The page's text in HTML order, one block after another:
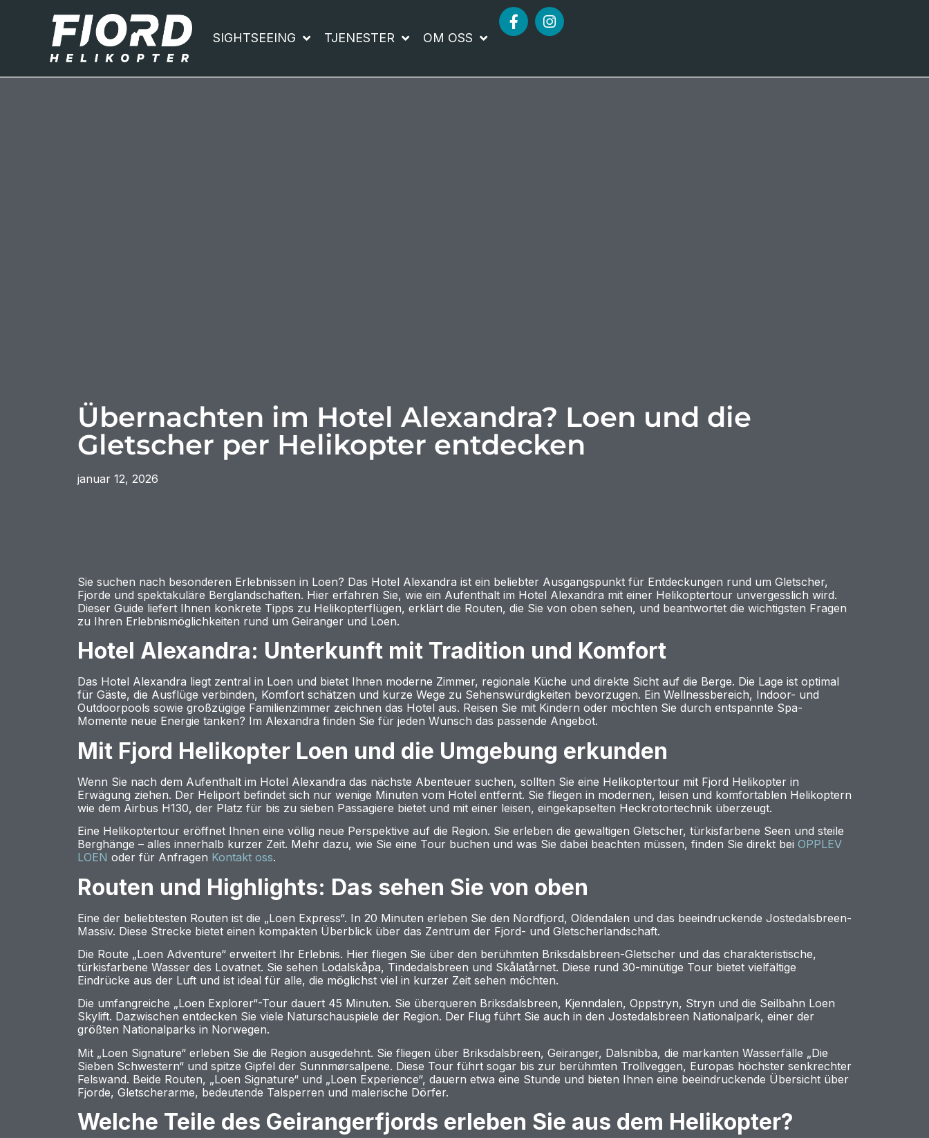
SIGHTSEEING TJENESTER OM OSS
Übernachten im Hotel Alexandra? Loen und die
Gletscher per Helikopter entdecken
januar 12, 2026
Sie suchen nach besonderen Erlebnissen in Loen? Das Hotel Alexandra ist ein beliebter Ausgangspunkt für Entdeckungen rund um Gletscher,
Fjorde und spektakuläre Berglandschaften. Hier erfahren Sie, wie ein Aufenthalt im Hotel Alexandra mit einer Helikoptertour unvergesslich wird.
Dieser Guide liefert Ihnen konkrete Tipps zu Helikopterflügen, erklärt die Routen, die Sie von oben sehen, und beantwortet die wichtigsten Fragen
zu Ihren Erlebnismöglichkeiten rund um Geiranger und Loen.
Hotel Alexandra: Unterkunft mit Tradition und Komfort
Das Hotel Alexandra liegt zentral in Loen und bietet Ihnen moderne Zimmer, regionale Küche und direkte Sicht auf die Berge. Die Lage ist optimal
für Gäste, die Ausflüge verbinden, Komfort schätzen und kurze Wege zu Sehenswürdigkeiten bevorzugen. Ein Wellnessbereich, Indoor- und
Outdoorpools sowie großzügige Familienzimmer zeichnen das Hotel aus. Reisen Sie mit Kindern oder möchten Sie durch entspannte Spa-
Momente neue Energie tanken? Im Alexandra finden Sie für jeden Wunsch das passende Angebot.
Mit Fjord Helikopter Loen und die Umgebung erkunden
Wenn Sie nach dem Aufenthalt im Hotel Alexandra das nächste Abenteuer suchen, sollten Sie eine Helikoptertour mit Fjord Helikopter in
Erwägung ziehen. Der Heliport befindet sich nur wenige Minuten vom Hotel entfernt. Sie fliegen in modernen, leisen und komfortablen Helikoptern
wie dem Airbus H130, der Platz für bis zu sieben Passagiere bietet und mit einer leisen, eingekapselten Heckrotortechnik überzeugt.
Eine Helikoptertour eröffnet Ihnen eine völlig neue Perspektive auf die Region. Sie erleben die gewaltigen Gletscher, türkisfarbene Seen und steile
Berghänge – alles innerhalb kurzer Zeit. Mehr dazu, wie Sie eine Tour buchen und was Sie dabei beachten müssen, finden Sie direkt bei OPPLEV
LOEN oder für Anfragen Kontakt oss.
Routen und Highlights: Das sehen Sie von oben
Eine der beliebtesten Routen ist die „Loen Express“. In 20 Minuten erleben Sie den Nordfjord, Oldendalen und das beeindruckende Jostedalsbreen-
Massiv. Diese Strecke bietet einen kompakten Überblick über das Zentrum der Fjord- und Gletscherlandschaft.
Die Route „Loen Adventure“ erweitert Ihr Erlebnis. Hier fliegen Sie über den berühmten Briksdalsbreen-Gletscher und das charakteristische,
türkisfarbene Wasser des Lovatnet. Sie sehen Lodalskåpa, Tindedalsbreen und Skålatårnet. Diese rund 30-minütige Tour bietet vielfältige
Eindrücke aus der Luft und ist ideal für alle, die möglichst viel in kurzer Zeit sehen möchten.
Die umfangreiche „Loen Explorer“-Tour dauert 45 Minuten. Sie überqueren Briksdalsbreen, Kjenndalen, Oppstryn, Stryn und die Seilbahn Loen
Skylift. Dazwischen entdecken Sie viele Naturschauspiele der Region. Der Flug führt Sie auch in den Jostedalsbreen Nationalpark, einer der
größten Nationalparks in Norwegen.
Mit „Loen Signature“ erleben Sie die Region ausgedehnt. Sie fliegen über Briksdalsbreen, Geiranger, Dalsnibba, die markanten Wasserfälle „Die
Sieben Schwestern“ und spitze Gipfel der Sunnmørsalpene. Diese Tour führt sogar bis zur berühmten Trollveggen, Europas höchster senkrechter
Felswand. Beide Routen, „Loen Signature“ und „Loen Experience“, dauern etwa eine Stunde und bieten Ihnen eine beeindruckende Übersicht über
Fjorde, Gletscherarme, bedeutende Talsperren und malerische Dörfer.
Welche Teile des Geirangerfjords erleben Sie aus dem Helikopter?